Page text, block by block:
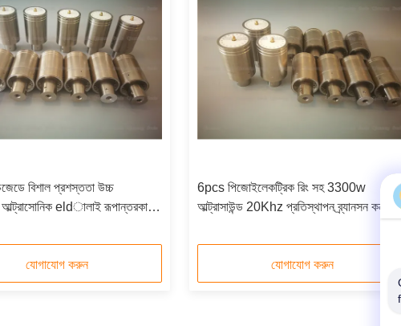
বিশাল প্রশস্ততা উচ্চ
আল্ট্রাসোনিক eldালাই রূপান্তরকারী
যোগাযোগ করুন
6pcs পিজোইলেকট্রিক রিং সহ 3300w
আল্ট্রাসাউন্ড 20Khz প্রতিস্থাপন ব্র্যানসন
যোগাযোগ করুন